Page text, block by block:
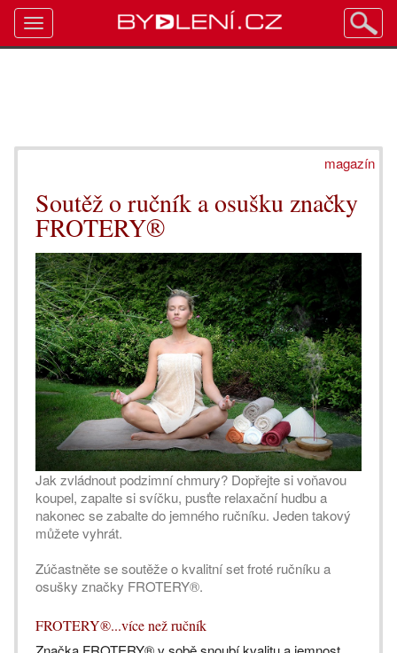
magazín
Soutěž o ručník a osušku značky
FROTERY®
Jak zvládnout podzimní chmury? Dopřejte si voňavou
koupel, zapalte si svíčku, pusťte relaxační hudbu a
nakonec se zabalte do jemného ručníku. Jeden takový
můžete vyhrát.
Zúčastněte se soutěže o kvalitní set froté ručníku a
osušky značky FROTERY®.
FROTERY®...více než ručník
Toggle
navigation